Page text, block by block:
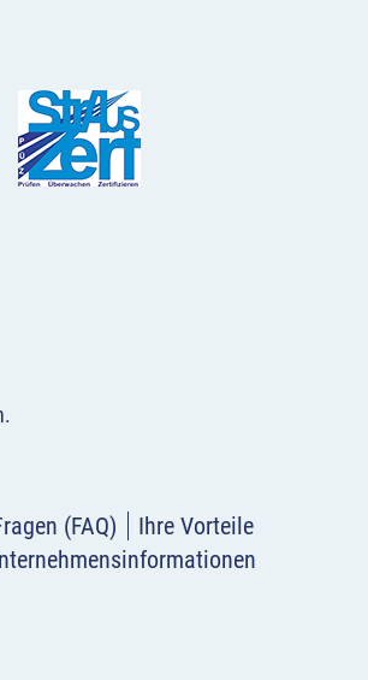
.
(FAQ)
Ihre Vorteile